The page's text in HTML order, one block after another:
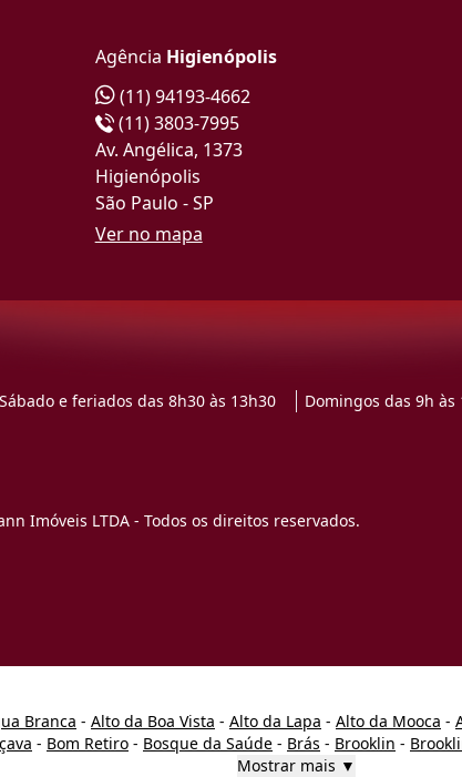
Agência Higienópolis
(11) 94193-4662
(11) 3803-7995
Av. Angélica, 1373
Higienópolis
São Paulo - SP
Ver no mapa
Sábado e feriados das 8h30 às 13h30 Domingos das 9h
Imóveis LTDA - Todos os direitos reservados.
Branca - Alto da Boa Vista - Alto da Lapa - Alto da Mooca -
- Bom Retiro - Bosque da Saúde - Brás - Brooklin -
Mostrar mais ▼